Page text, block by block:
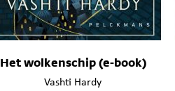
Het wolkenschip (e-book)
Vashti Hardy